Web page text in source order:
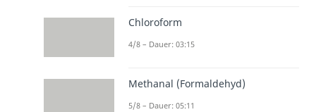
Chloroform
4/8 – Dauer: 03:15
Methanal (Formaldehyd)
5/8 – Dauer: 05:11